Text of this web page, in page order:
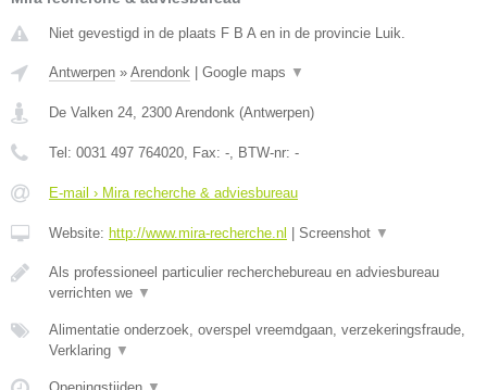
Niet gevestigd in de plaats F B A en in de provincie Luik.
Antwerpen » Arendonk Google maps ▼
De Valken 24 2300 Arendonk (Antwerpen)
Tel: 0031 497 764020 , Fax: - , BTW-nr: -
E-mail › Mira recherche & adviesbureau
Website: http://www.mira-recherche.nl Screenshot ▼
Als professioneel particulier recherchebureau en adviesbureau
verrichten we ▼
Alimentatie onderzoek, overspel vreemdgaan, verzekeringsfraude,
Verklaring ▼